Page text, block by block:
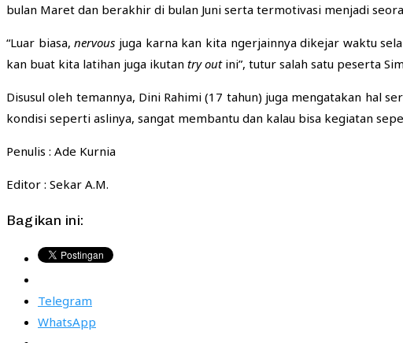
bulan Maret dan berakhir di bulan Juni serta termotivasi menjadi
“Luar biasa,nervous juga karna kan kita ngerjainnya dikejar waktu
kan buat kita latihan juga ikutan try outini”, tutur salah satu peserta
Disusul oleh temannya, Dini Rahimi (17 tahun) juga mengatakan hal
kondisi seperti aslinya, sangat membantu dan kalau bisa kegiatan
Penulis : Ade Kurnia
Editor : Sekar A.M.
Bagikan ini:
Telegram
WhatsApp